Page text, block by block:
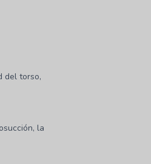
del torso,
la